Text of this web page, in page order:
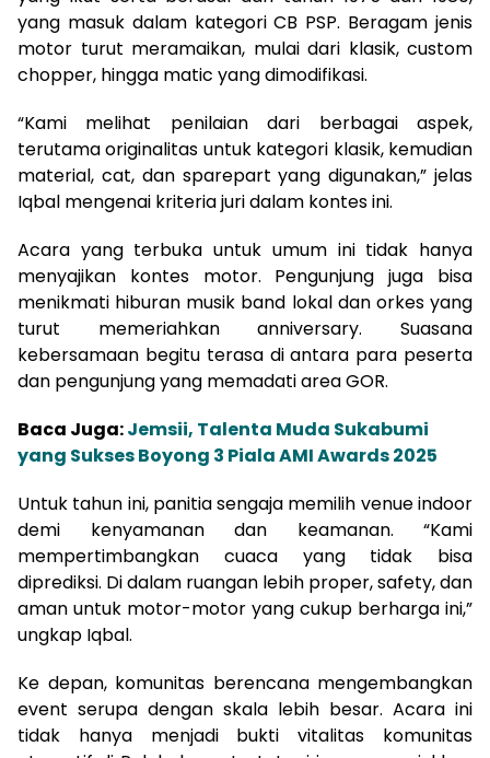
yang masuk dalam kategori CB PSP. Beragam jenis
motor turut meramaikan, mulai dari klasik, custom
chopper, hingga matic yang dimodifikasi.
“Kami melihat penilaian dari berbagai aspek,
terutama originalitas untuk kategori klasik, kemudian
material, cat, dan sparepart yang digunakan,” jelas
Iqbal mengenai kriteria juri dalam kontes ini.
Acara yang terbuka untuk umum ini tidak hanya
menyajikan kontes motor. Pengunjung juga bisa
menikmati hiburan musik band lokal dan orkes yang
turut memeriahkan anniversary. Suasana
kebersamaan begitu terasa di antara para peserta
dan pengunjung yang memadati area GOR.
Baca Juga:Jemsii, Talenta Muda Sukabumi
yang Sukses Boyong 3 Piala AMI Awards 2025
Untuk tahun ini, panitia sengaja memilih venue indoor
demi kenyamanan dan keamanan. “Kami
mempertimbangkan cuaca yang tidak bisa
diprediksi. Di dalam ruangan lebih proper, safety, dan
aman untuk motor-motor yang cukup berharga ini,”
ungkap Iqbal.
Ke depan, komunitas berencana mengembangkan
event serupa dengan skala lebih besar. Acara ini
tidak hanya menjadi bukti vitalitas komunitas